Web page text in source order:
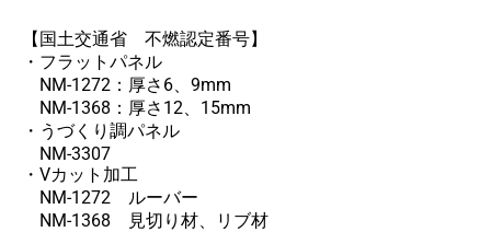
【国土交通省 不燃認定番号】
・フラットパネル
NM-1272：厚さ6、9mm
NM-1368：厚さ12、15mm
・うづくり調パネル
NM-3307
・Vカット加工
NM-1272 ルーバー
NM-1368 見切り材、リブ材